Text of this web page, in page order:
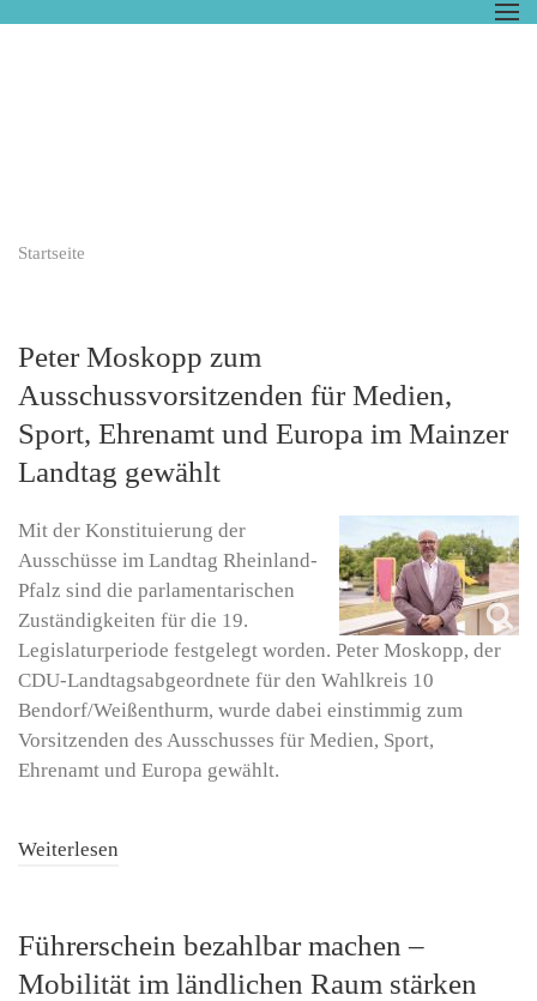
Startseite
Peter Moskopp zum
Ausschussvorsitzenden für Medien,
Sport, Ehrenamt und Europa im Mainzer
Landtag gewählt
Mit der Konstituierung der
Ausschüsse im Landtag Rheinland-
Pfalz sind die parlamentarischen
Zuständigkeiten für die 19.
Legislaturperiode festgelegt worden. Peter Moskopp, der
CDU-Landtagsabgeordnete für den Wahlkreis 10
Bendorf/Weißenthurm, wurde dabei einstimmig zum
Vorsitzenden des Ausschusses für Medien, Sport,
Ehrenamt und Europa gewählt.
Weiterlesen
Führerschein bezahlbar machen –
Mobilität im ländlichen Raum stärken